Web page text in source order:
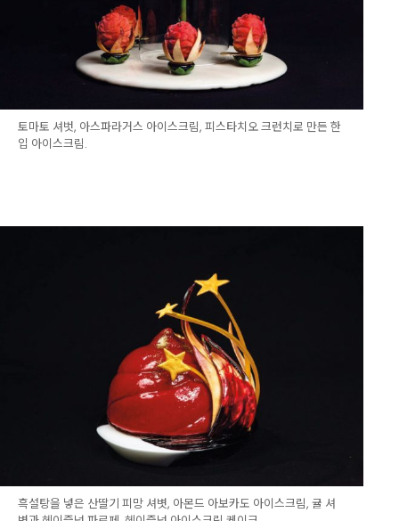
토마토 셔벗, 아스파라거스 아이스크림, 피스타치오 크런치로 만든 한
입 아이스크림.
흑설탕을 넣은 산딸기 피망 셔볏, 아몬드 아보카도 아이스크림, 귤 셔